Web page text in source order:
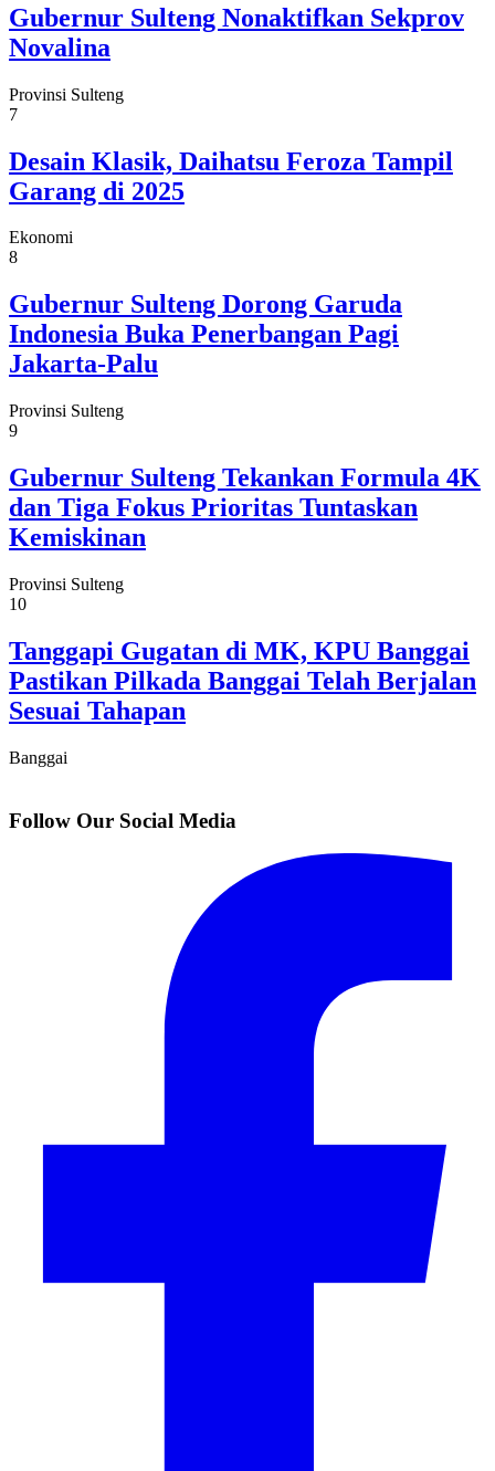
Gubernur Sulteng Nonaktifkan Sekprov
Novalina
Provinsi Sulteng
7
Desain Klasik, Daihatsu Feroza Tampil
Garang di 2025
Ekonomi
8
Gubernur Sulteng Dorong Garuda
Indonesia Buka Penerbangan Pagi
Jakarta-Palu
Provinsi Sulteng
9
Gubernur Sulteng Tekankan Formula 4K
dan Tiga Fokus Prioritas Tuntaskan
Kemiskinan
Provinsi Sulteng
10
Tanggapi Gugatan di MK, KPU Banggai
Pastikan Pilkada Banggai Telah Berjalan
Sesuai Tahapan
Banggai
Follow Our Social Media